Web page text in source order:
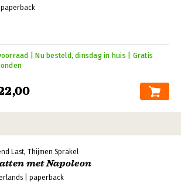
paperback
| Nu besteld, dinsdag in huis | Gratis
Last, Thijmen Sprakel
met Napoleon
| paperback